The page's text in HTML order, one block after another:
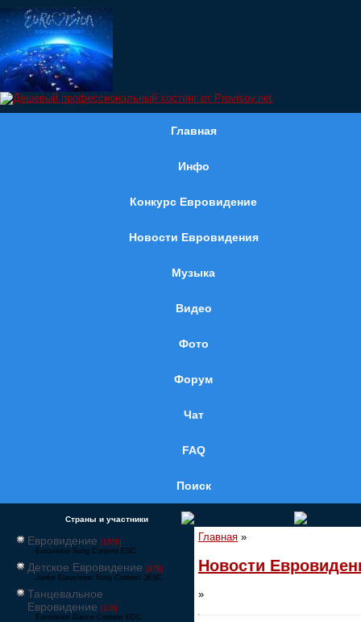
Главная
Инфо
Конкурс Евровидение
Новости Евровидения
Музыка
Видео
Фото
Форум
Чат
FAQ
Поиск
Страны и участники
Евровидение [1858]
Eurovision Song Contest ESC
Детское Евровидение [878]
Junior Eurovision Song Contest JESC
Танцевальное
Евровидение [106]
Eurovision Dance Contest EDC
Главная »
Новости
»